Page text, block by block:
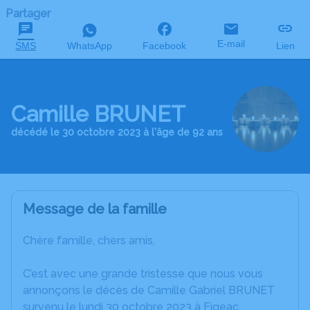
Partager
SMS WhatsApp Facebook E-mail Lien
Camille BRUNET
décédé le 30 octobre 2023 à l'âge de 92 ans
Message de la famille
Chère famille, chers amis,
C’est avec une grande tristesse que nous vous
annonçons le décès de Camille Gabriel BRUNET
survenu le lundi 30 octobre 2023 à Figeac.